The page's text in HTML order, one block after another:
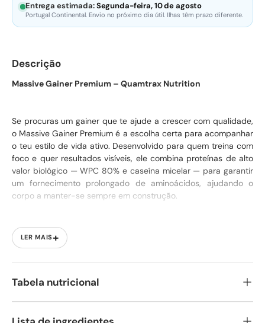
Entrega estimada:Segunda-feira, 10 de agosto
Portugal Continental. Envio no próximo dia útil. Ilhas têm prazo diferente.
Descrição
Massive Gainer Premium – Quamtrax Nutrition
Se procuras um gainer que te ajude a crescer com qualidade,
o Massive Gainer Premium é a escolha certa para acompanhar
o teu estilo de vida ativo. Desenvolvido para quem treina com
foco e quer resultados visíveis, ele combina proteínas de alto
valor biológico — WPC 80% e caseína micelar — para garantir
um fornecimento prolongado de aminoácidos, ajudando o
corpo a manter-se sempre em construção.
A sua fórmula conta com uma mistura inteligente de hidratos
de carbono simples e complexos, incluindo Vitargo®, aveia e
intensos e uma recuperação mais eficiente. É baixo em
açúcar, mas rico em nutrientes essenciais, perfeito para quem
LER MAIS+
Tabela nutricional